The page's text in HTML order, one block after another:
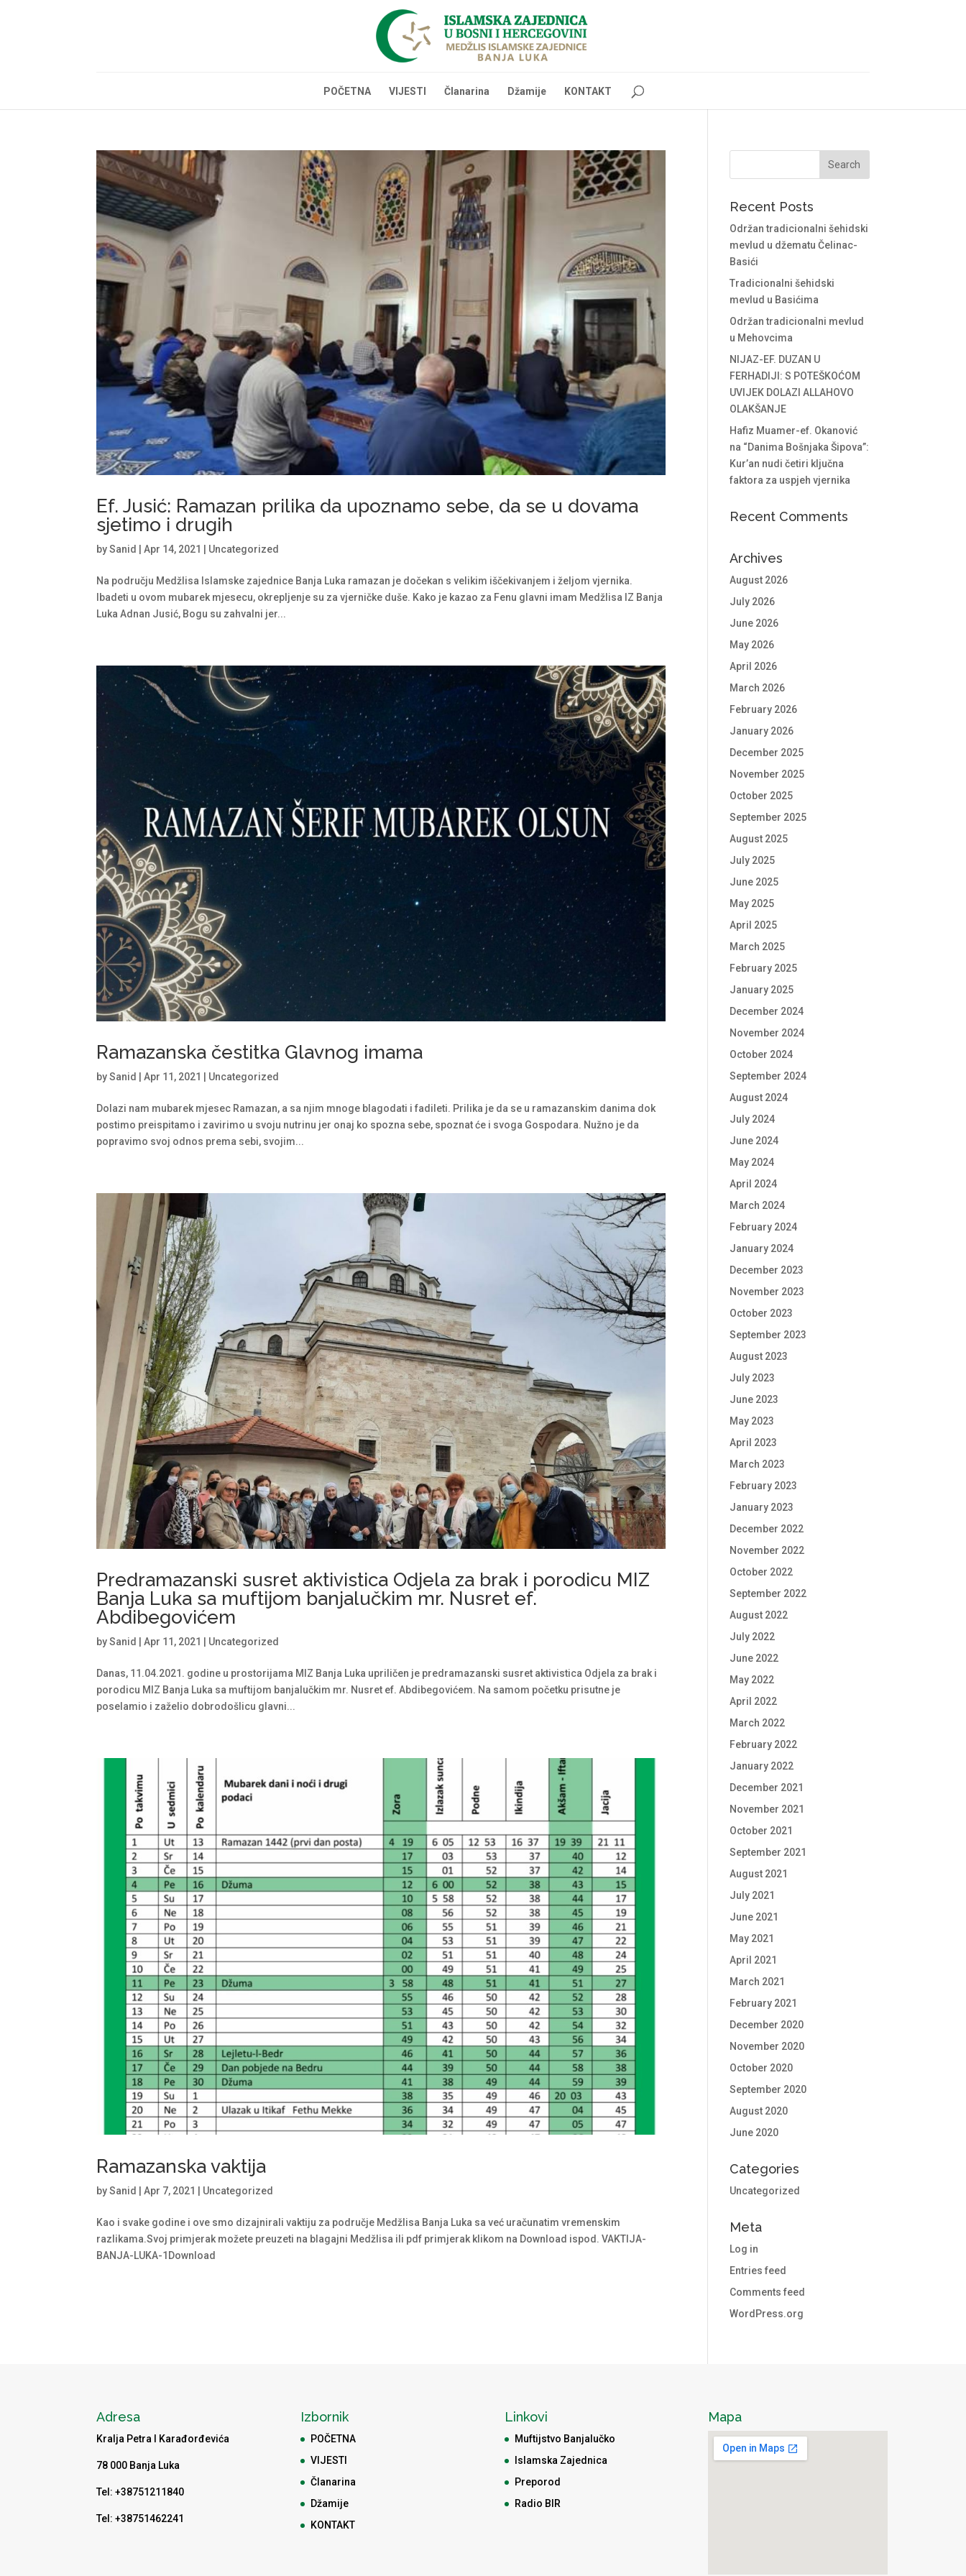
POČETNA VIJESTI Članarina Džamije KONTAKT
Ef. Jusić: Ramazan prilika da upoznamo sebe, da se u dovama
sjetimo i drugih
bySanid |Apr 14, 2021 Uncategorized
Na području Medžlisa Islamske zajednice Banja Luka ramazan je dočekan s velikim iščekivanjem i željom vjernika.
Ibadeti u ovom mubarek mjesecu, okrepljenje su za vjerničke duše. Kako je kazao za Fenu glavni imam Medžlisa IZ Banja
Luka Adnan Jusić, Bogu su zahvalni jer...
Ramazanska čestitka Glavnog imama
bySanid |Apr 11, 2021 Uncategorized
Dolazi nam mubarek mjesec Ramazan, a sa njim mnoge blagodati i fadileti. Prilika je da se u ramazanskim danima dok
postimo preispitamo i zavirimo u svoju nutrinu jer onaj ko spozna sebe, spoznat će i svoga Gospodara. Nužno je da
popravimo svoj odnos prema sebi, svojim...
Predramazanski susret aktivistica Odjela za brak i porodicu MIZ
Banja Luka sa muftijom banjalučkim mr. Nusret ef.
Abdibegovićem
bySanid |Apr 11, 2021 Uncategorized
Danas, 11.04.2021. godine u prostorijama MIZ Banja Luka upriličen je predramazanski susret aktivistica Odjela za brak i
porodicu MIZ Banja Luka sa muftijom banjalučkim mr. Nusret ef. Abdibegovićem. Na samom početku prisutne je
poselamio i zaželio dobrodošlicu glavni...
Ramazanska vaktija
bySanid |Apr 7, 2021 | Uncategorized
Kao i svake godine i ove smo dizajnirali vaktiju za područje Medžlisa Banja Luka sa već uračunatim vremenskim
razlikama.Svoj primjerak možete preuzeti na blagajni Medžlisa ili pdf primjerak klikom na Download ispod. VAKTIJA-
BANJA-LUKA-1Download
Recent Posts
Održan tradicionalni šehidski
mevlud u džematu Čelinac-
Basići
Tradicionalni šehidski
mevlud u Basićima
Održan tradicionalni mevlud
u Mehovcima
NIJAZ-EF. DUZAN U
FERHADIJI: S POTEŠKOĆOM
UVIJEK DOLAZI ALLAHOVO
OLAKŠANJE
Hafiz Muamer-ef. Okanović
na “Danima Bošnjaka Šipova”:
Kur’an nudi četiri ključna
faktora za uspjeh vjernika
Recent Comments
Archives
August 2026
July 2026
June 2026
May 2026
April 2026
March 2026
February 2026
January 2026
December 2025
November 2025
October 2025
September 2025
August 2025
July 2025
June 2025
May 2025
April 2025
March 2025
February 2025
January 2025
December 2024
November 2024
October 2024
September 2024
August 2024
July 2024
June 2024
May 2024
April 2024
March 2024
February 2024
January 2024
December 2023
November 2023
October 2023
September 2023
August 2023
July 2023
June 2023
May 2023
April 2023
March 2023
February 2023
January 2023
December 2022
November 2022
October 2022
September 2022
August 2022
July 2022
June 2022
May 2022
April 2022
March 2022
February 2022
January 2022
December 2021
November 2021
October 2021
September 2021
August 2021
July 2021
June 2021
May 2021
April 2021
March 2021
February 2021
December 2020
November 2020
October 2020
September 2020
August 2020
June 2020
Categories
Uncategorized
Meta
Log in
Entries feed
Comments feed
WordPress.org
Adresa
Kralja Petra I Karađorđevića
78 000 Banja Luka
Tel: +38751211840
Tel: +38751462241
Izbornik
POČETNA
VIJESTI
Članarina
Džamije
KONTAKT
Linkovi
Muftijstvo Banjalučko
Islamska Zajednica
Preporod
Radio BIR
Mapa